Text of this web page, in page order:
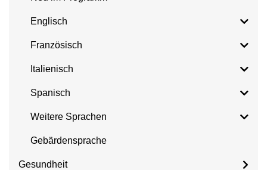
Englisch
Französisch
Italienisch
Spanisch
Weitere Sprachen
Gebärdensprache
Gesundheit